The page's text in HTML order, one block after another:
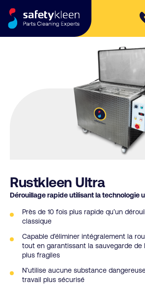
Rustkleen Ultra
Dérouillage rapide utilisant la technologie
Près de 10 fois plus rapide qu’un
classique
Capable d’éliminer intégralement la
tout en garantissant la sauvegarde de
plus fragiles
N’utilise aucune substance
travail plus sécurisé